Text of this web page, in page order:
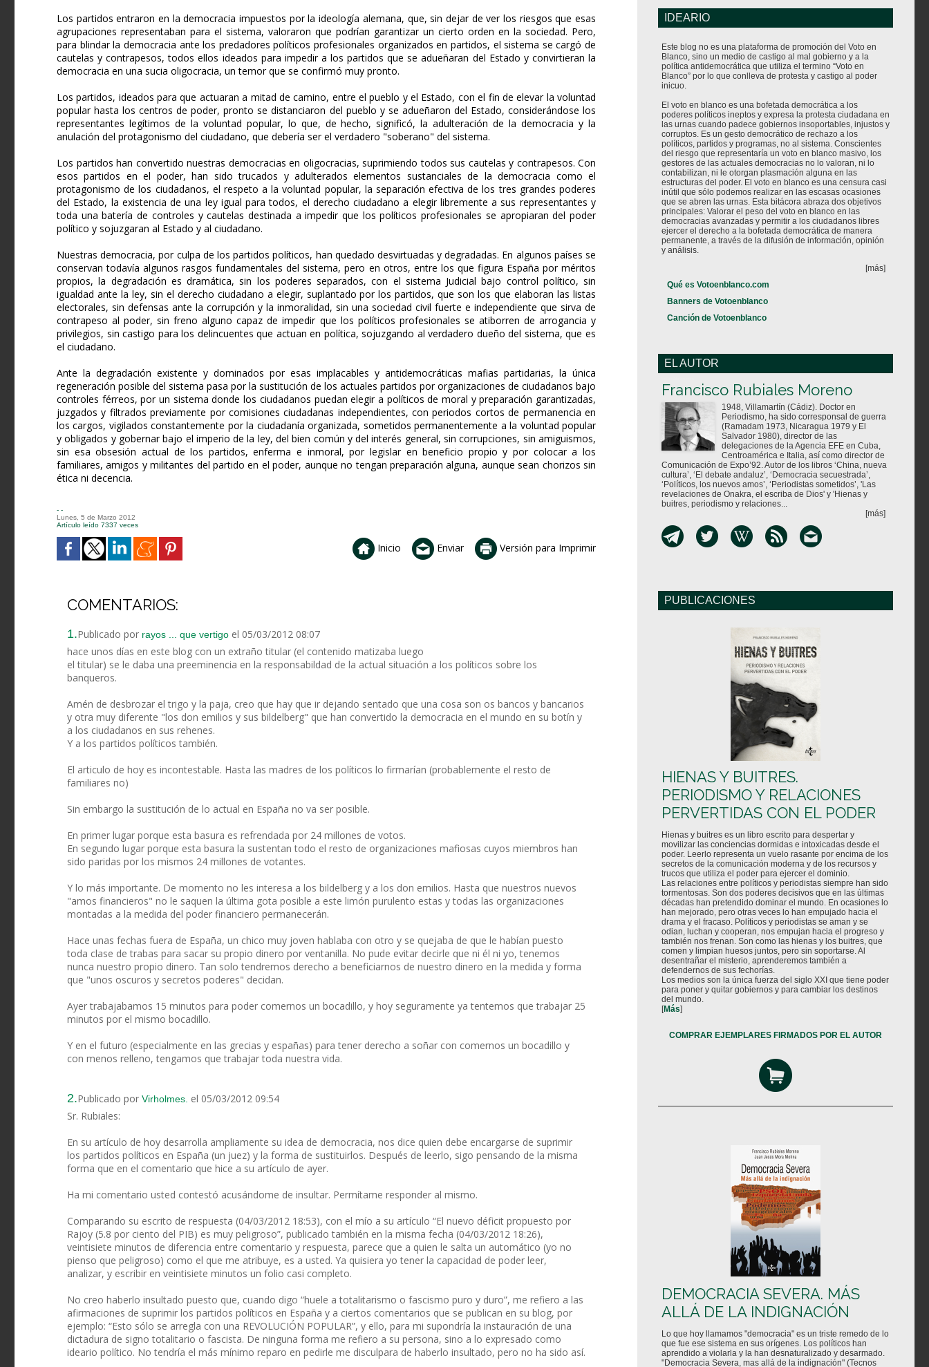
Los partidos entraron en la democracia impuestos por la ideología alemana, que, sin dejar de ver los riesgos que esas
agrupaciones representaban para el sistema, valoraron que podrían garantizar un cierto orden en la sociedad. Pero,
para blindar la democracia ante los predadores políticos profesionales organizados en partidos, el sistema se cargó de
cautelas y contrapesos, todos ellos ideados para impedir a los partidos que se adueñaran del Estado y convirtieran la
democracia en una sucia oligocracia, un temor que se confirmó muy pronto.
Los partidos, ideados para que actuaran a mitad de camino, entre el pueblo y el Estado, con el fin de elevar la voluntad
popular hasta los centros de poder, pronto se distanciaron del pueblo y se adueñaron del Estado, considerándose los
representantes legítimos de la voluntad popular, lo que, de hecho, significó, la adulteración de la democracia y la
anulación del protagonismo del ciudadano, que debería ser el verdadero "soberano" del sistema.
Los partidos han convertido nuestras democracias en oligocracias, suprimiendo todos sus cautelas y contrapesos. Con
esos partidos en el poder, han sido trucados y adulterados elementos sustanciales de la democracia como el
protagonismo de los ciudadanos, el respeto a la voluntad popular, la separación efectiva de los tres grandes poderes
del Estado, la existencia de una ley igual para todos, el derecho ciudadano a elegir libremente a sus representantes y
toda una batería de controles y cautelas destinada a impedir que los políticos profesionales se apropiaran del poder
político y sojuzgaran al Estado y al ciudadano.
Nuestras democracia, por culpa de los partidos políticos, han quedado desvirtuadas y degradadas. En algunos países se
conservan todavía algunos rasgos fundamentales del sistema, pero en otros, entre los que figura España por méritos
propios, la degradación es dramática, sin los poderes separados, con el sistema Judicial bajo control político, sin
igualdad ante la ley, sin el derecho ciudadano a elegir, suplantado por los partidos, que son los que elaboran las listas
electorales, sin defensas ante la corrupción y la inmoralidad, sin una sociedad civil fuerte e independiente que sirva de
contrapeso al poder, sin freno alguno capaz de impedir que los políticos profesionales se atiborren de arrogancia y
privilegios, sin castigo para los delincuentes que actuan en política, sojuzgando al verdadero dueño del sistema, que es
el ciudadano.
Ante la degradación existente y dominados por esas implacables y antidemocráticas mafias partidarias, la única
regeneración posible del sistema pasa por la sustitución de los actuales partidos por organizaciones de ciudadanos bajo
controles férreos, por un sistema donde los ciudadanos puedan elegir a políticos de moral y preparación garantizadas,
juzgados y filtrados previamente por comisiones ciudadanas independientes, con periodos cortos de permanencia en
los cargos, vigilados constantemente por la ciudadanía organizada, sometidos permanentemente a la voluntad popular
y obligados y gobernar bajo el imperio de la ley, del bien común y del interés general, sin corrupciones, sin amiguismos,
sin esa obsesión actual de los partidos, enferma e inmoral, por legislar en beneficio propio y por colocar a los
familiares, amigos y militantes del partido en el poder, aunque no tengan preparación alguna, aunque sean chorizos sin
ética ni decencia.
- -
Lunes, 5 de Marzo 2012
Artículo leído 7337 veces
Inicio Enviar Versión para Imprimir
COMENTARIOS:
1.Publicado por rayos ... que vertigo el 05/03/2012 08:07
hace unos días en este blog con un extraño titular (el contenido matizaba luego
el titular) se le daba una preeminencia en la responsabildad de la actual situación a los políticos sobre los
banqueros.
Amén de desbrozar el trigo y la paja, creo que hay que ir dejando sentado que una cosa son os bancos y bancarios
y otra muy diferente "los don emilios y sus bildelberg" que han convertido la democracia en el mundo en su botín y
a los ciudadanos en sus rehenes.
Y a los partidos políticos también.
El articulo de hoy es incontestable. Hasta las madres de los políticos lo firmarían (probablemente el resto de
familiares no)
Sin embargo la sustitución de lo actual en España no va ser posible.
En primer lugar porque esta basura es refrendada por 24 millones de votos.
En segundo lugar porque esta basura la sustentan todo el resto de organizaciones mafiosas cuyos miembros han
sido paridas por los mismos 24 millones de votantes.
Y lo más importante. De momento no les interesa a los bildelberg y a los don emilios. Hasta que nuestros nuevos
"amos financieros" no le saquen la última gota posible a este limón purulento estas y todas las organizaciones
montadas a la medida del poder financiero permanecerán.
Hace unas fechas fuera de España, un chico muy joven hablaba con otro y se quejaba de que le habían puesto
toda clase de trabas para sacar su propio dinero por ventanilla. No pude evitar decirle que ni él ni yo, tenemos
nunca nuestro propio dinero. Tan solo tendremos derecho a beneficiarnos de nuestro dinero en la medida y forma
que "unos oscuros y secretos poderes" decidan.
Ayer trabajabamos 15 minutos para poder comernos un bocadillo, y hoy seguramente ya tentemos que trabajar 25
minutos por el mismo bocadillo.
Y en el futuro (especialmente en las grecias y españas) para tener derecho a soñar con comernos un bocadillo y
con menos relleno, tengamos que trabajar toda nuestra vida.
2.Publicado por Virholmes. el 05/03/2012 09:54
Sr. Rubiales:
En su artículo de hoy desarrolla ampliamente su idea de democracia, nos dice quien debe encargarse de suprimir
los partidos políticos en España (un juez) y la forma de sustituirlos. Después de leerlo, sigo pensando de la misma
forma que en el comentario que hice a su artículo de ayer.
Ha mi comentario usted contestó acusándome de insultar. Permítame responder al mismo.
Comparando su escrito de respuesta (04/03/2012 18:53), con el mío a su artículo “El nuevo déficit propuesto por
Rajoy (5.8 por ciento del PIB) es muy peligroso”, publicado también en la misma fecha (04/03/2012 18:26),
veintisiete minutos de diferencia entre comentario y respuesta, parece que a quien le salta un automático (yo no
pienso que peligroso) como el que me atribuye, es a usted. Ya quisiera yo tener la capacidad de poder leer,
analizar, y escribir en veintisiete minutos un folio casi completo.
No creo haberlo insultado puesto que, cuando digo “huele a totalitarismo o fascismo puro y duro”, me refiero a las
afirmaciones de suprimir los partidos políticos en España y a ciertos comentarios que se publican en su blog, por
ejemplo: “Esto sólo se arregla con una REVOLUCIÓN POPULAR”, y ello, para mi supondría la instauración de una
dictadura de signo totalitario o fascista. De ninguna forma me refiero a su persona, sino a lo expresado como
ideario político. No tendría el más mínimo reparo en pedirle me disculpara de haberlo insultado, pero no ha sido así.
IDEARIO
Este blog no es una plataforma de promoción del Voto en
Blanco, sino un medio de castigo al mal gobierno y a la
política antidemocrática que utiliza el termino “Voto en
Blanco” por lo que conlleva de protesta y castigo al poder
inicuo.
El voto en blanco es una bofetada democrática a los
poderes políticos ineptos y expresa la protesta ciudadana en
las urnas cuando padece gobiernos insoportables, injustos y
corruptos. Es un gesto democrático de rechazo a los
políticos, partidos y programas, no al sistema. Conscientes
del riesgo que representaría un voto en blanco masivo, los
gestores de las actuales democracias no lo valoran, ni lo
contabilizan, ni le otorgan plasmación alguna en las
estructuras del poder. El voto en blanco es una censura casi
inútil que sólo podemos realizar en las escasas ocasiones
que se abren las urnas. Esta bitácora abraza dos objetivos
principales: Valorar el peso del voto en blanco en las
democracias avanzadas y permitir a los ciudadanos libres
ejercer el derecho a la bofetada democrática de manera
permanente, a través de la difusión de información, opinión
y análisis.
[más]
Qué es Votoenblanco.com
Banners de Votoenblanco
Canción de Votoenblanco
EL AUTOR
Francisco Rubiales Moreno
1948, Villamartín (Cádiz). Doctor en
Periodismo, ha sido corresponsal de guerra
(Ramadam 1973, Nicaragua 1979 y El
Salvador 1980), director de las
delegaciones de la Agencia EFE en Cuba,
Centroamérica e Italia, así como director de
Comunicación de Expo’92. Autor de los libros ‘China, nueva
cultura’, ‘El debate andaluz’, ‘Democracia secuestrada’,
‘Políticos, los nuevos amos’, ‘Periodistas sometidos’, 'Las
revelaciones de Onakra, el escriba de Dios' y 'Hienas y
buitres, periodismo y relaciones...
[más]
PUBLICACIONES
HIENAS Y BUITRES.
PERIODISMO Y RELACIONES
PERVERTIDAS CON EL PODER
Hienas y buitres es un libro escrito para despertar y
movilizar las conciencias dormidas e intoxicadas desde el
poder. Leerlo representa un vuelo rasante por encima de los
secretos de la comunicación moderna y de los recursos y
trucos que utiliza el poder para ejercer el dominio.
Las relaciones entre políticos y periodistas siempre han sido
tormentosas. Son dos poderes decisivos que en las últimas
décadas han pretendido dominar el mundo. En ocasiones lo
han mejorado, pero otras veces lo han empujado hacia el
drama y el fracaso. Políticos y periodistas se aman y se
odian, luchan y cooperan, nos empujan hacia el progreso y
también nos frenan. Son como las hienas y los buitres, que
comen y limpian huesos juntos, pero sin soportarse. Al
desentrañar el misterio, aprenderemos también a
defendernos de sus fechorías.
Los medios son la única fuerza del siglo XXI que tiene poder
para poner y quitar gobiernos y para cambiar los destinos
del mundo.
[Más]
COMPRAR EJEMPLARES FIRMADOS POR EL AUTOR
DEMOCRACIA SEVERA. MÁS
ALLÁ DE LA INDIGNACIÓN
Lo que hoy llamamos "democracia" es un triste remedo de lo
que fue ese sistema en sus orígenes. Los políticos han
aprendido a violarla y la han desnaturalizado y desarmado.
"Democracia Severa, mas allá de la indignación" (Tecnos